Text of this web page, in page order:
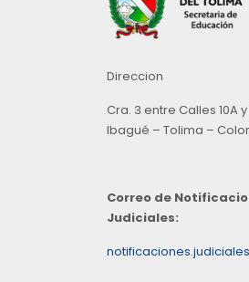
Direccion
Cra. 3 entre Calles 10A y
Ibagué – Tolima –
Correo de
Judiciales: